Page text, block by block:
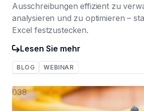
Ausschreibungen effizient zu
analysieren und zu optimieren –
Excel festzustecken.
Lesen Sie mehr
BLOG WEBINAR
038